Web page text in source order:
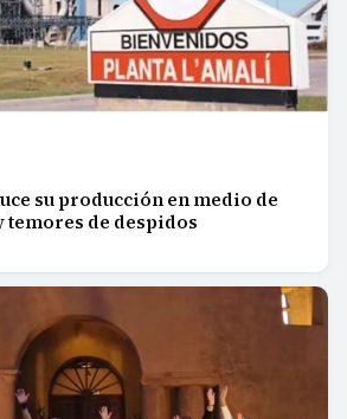
su producción en medio de
de despidos